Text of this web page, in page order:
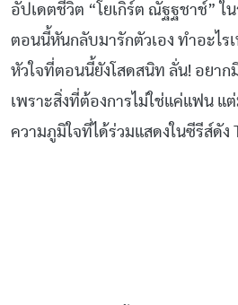
อัปเดตชีวิต “โยเกิร์ต ณัฐฐชาช์” ใน
ตอนนี้หันกลับมารักตัวเอง ทำอะไร
หัวใจที่ตอนนี้ยังโสดสนิท ลั่น! อยาก
เพราะสิ่งที่ต้องการไม่ใช่แค่แฟน แ
ความภูมิใจที่ได้ร่วมแสดงในซีรีส์ดัง